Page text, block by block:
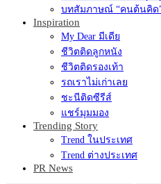
บทสัมภาษณ์ “คนต้นคิด
Inspiration
My Dear มีเดีย
ชีวิตติดลูกหนัง
ชีวิตติดรองเท้า
รถเราไม่เก่าเลย
ชะนีติดซีรีส์
แชร์มุมมอง
Trending Story
Trend ในประเทศ
Trend ต่างประเทศ
PR News